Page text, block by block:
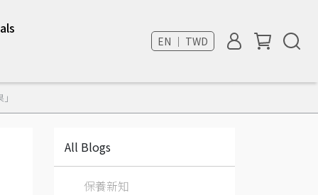
EN ｜ TWD
All Blogs
保養新知